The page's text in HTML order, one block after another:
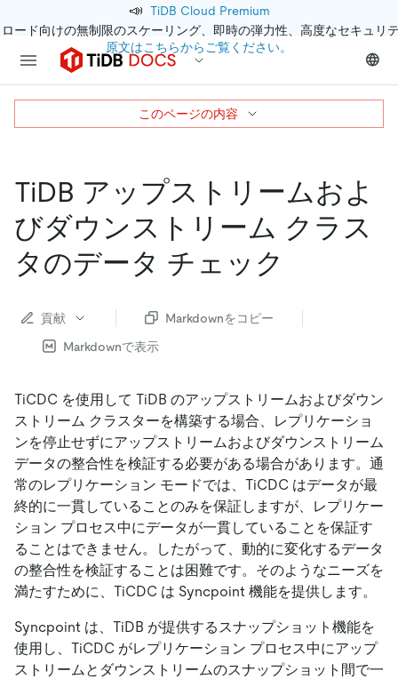
📣 TiDB Cloud Premium
ード向けの無制限のスケーリング、即時の弾力性、高度なセキュリ
原文はこちらからご覧ください。
TiDB アップストリームおよ
びダウンストリーム クラス
タのデータ チェック
貢献
Markdownをコピー
Markdownで表示
TiCDC を使用して TiDB のアップストリームおよびダウン
ストリーム クラスターを構築する場合、レプリケーショ
ンを停止せずにアップストリームおよびダウンストリーム
データの整合性を検証する必要がある場合があります。通
常のレプリケーション モードでは、TiCDC はデータが最
終的に一貫していることのみを保証しますが、レプリケー
ション プロセス中にデータが一貫していることを保証す
ることはできません。したがって、動的に変化するデータ
の整合性を検証することは困難です。そのようなニーズを
満たすために、TiCDC は Syncpoint 機能を提供します。
Syncpoint は、TiDB が提供するスナップショット機能を
使用し、TiCDC がレプリケーション プロセス中にアップ
ストリームとダウンストリームのスナップショット間で一
このページの内容